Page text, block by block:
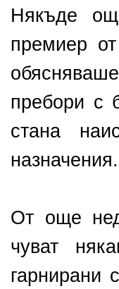
Някъде
премиер
пребори с
стана
назначения.
От още
чуват
гарнирани